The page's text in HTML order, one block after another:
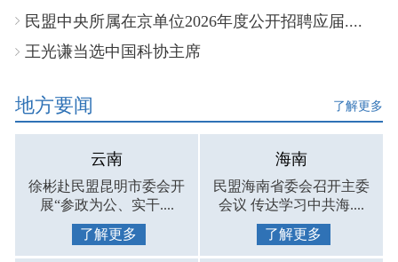
民盟中央所属在京单位2026年度公开招聘应届....
王光谦当选中国科协主席
地方要闻 了解更多
云南
徐彬赴民盟昆明市委会开
展“参政为公、实干....
了解更多
海南
民盟海南省委会召开主委
会议 传达学习中共海....
了解更多